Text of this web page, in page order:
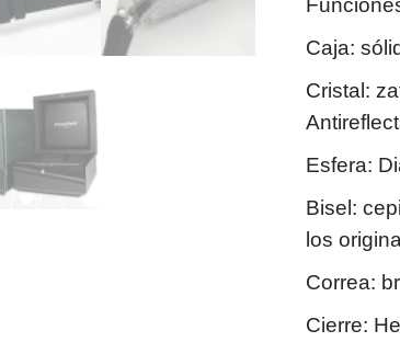
Caja:
Cristal:
Esfera:
Bisel:
los
Correa:
Cierre: